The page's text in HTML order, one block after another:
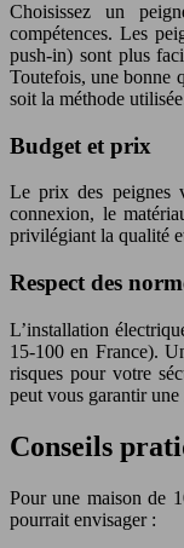
Choisissez un
compétences. Les
push-in) sont plus
Toutefois, une bonne
soit la méthode
Budget et prix
Le prix des peignes
connexion, le
privilégiant la qualité
Respect des
L’installation
15-100 en France).
risques pour votre
peut vous garantir
Conseils
Pour une maison de
pourrait envisager :